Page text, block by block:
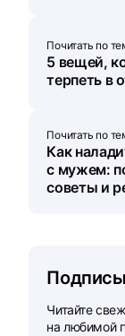
Почитать по
5 вещей,
терпеть в
Почитать по
Как
с мужем:
советы и
Читайте
на любимой